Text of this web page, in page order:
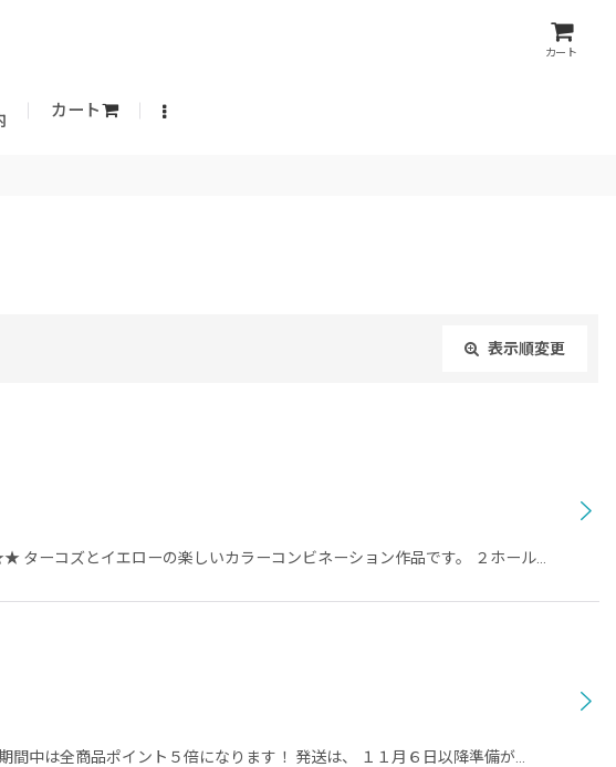
カート
カート
表示順変更
コズとイエローの楽しいカラーコンビネーション作品です。 ２ホール…
は全商品ポイント５倍になります！ 発送は、 １１月６日以降準備が…